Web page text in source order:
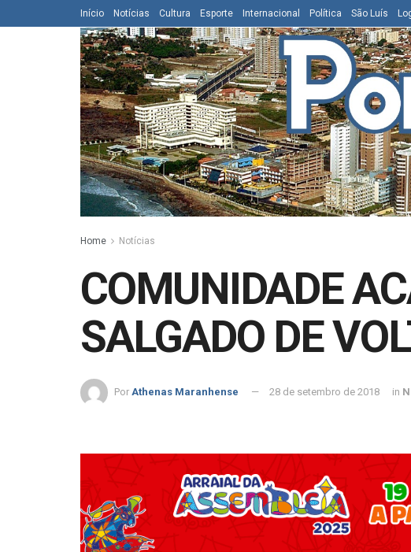
Início Notícias Cultura Esporte Internacional Política São Luís
Home Notícias
COMUNIDADE
SALGADO DE
Por Athenas Maranhense 28 de setembro de 2018 in